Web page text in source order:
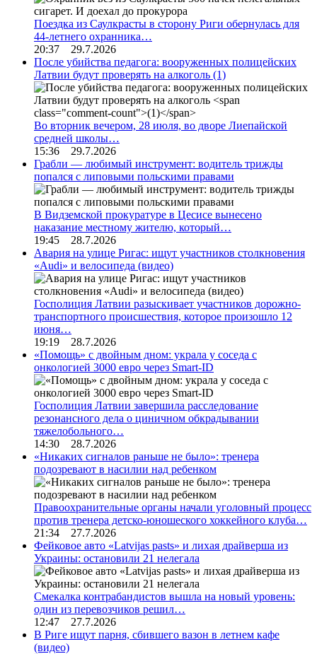
Поездка из Саулкрасты в сторону Риги обернулась для
44-летнего охранника…
20:37 29.7.2026
После убийства педагога: вооруженных полицейских
Латвии будут проверять на алкоголь (1)
Во вторник вечером, 28 июля, во дворе Лиепайской
средней школы…
15:36 29.7.2026
Грабли — любимый инструмент: водитель трижды
попался с липовыми польскими правами
В Видземской прокуратуре в Цесисе вынесено
наказание местному жителю, который…
19:45 28.7.2026
Авария на улице Ригас: ищут участников столкновения
«Audi» и велосипеда (видео)
Госполиция Латвии разыскивает участников дорожно-
транспортного происшествия, которое произошло 12
июня…
19:19 28.7.2026
«Помощь» с двойным дном: украла у соседа с
онкологией 3000 евро через Smart-ID
Госполиция Латвии завершила расследование
резонансного дела о циничном обкрадывании
тяжелобольного…
14:30 28.7.2026
«Никаких сигналов раньше не было»: тренера
подозревают в насилии над ребенком
Правоохранительные органы начали уголовный процесс
против тренера детско-юношеского хоккейного клуба…
21:34 27.7.2026
Фейковое авто «Latvijas pasts» и лихая драйверша из
Украины: остановили 21 нелегала
Смекалка контрабандистов вышла на новый уровень:
один из перевозчиков решил…
12:47 27.7.2026
В Риге ищут парня, сбившего вазон в летнем кафе
(видео)